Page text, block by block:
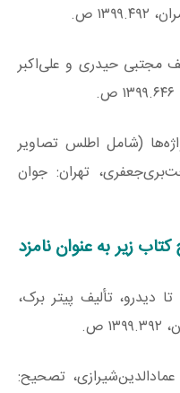
ص.
مجتبی حیدری و علی‌اکبر
(شامل اطلس تصاویر
تهران: جوان
زیر به عنوان نامزد
دیدرو، تألیف پیتر برک،
ص.
تصحیح: